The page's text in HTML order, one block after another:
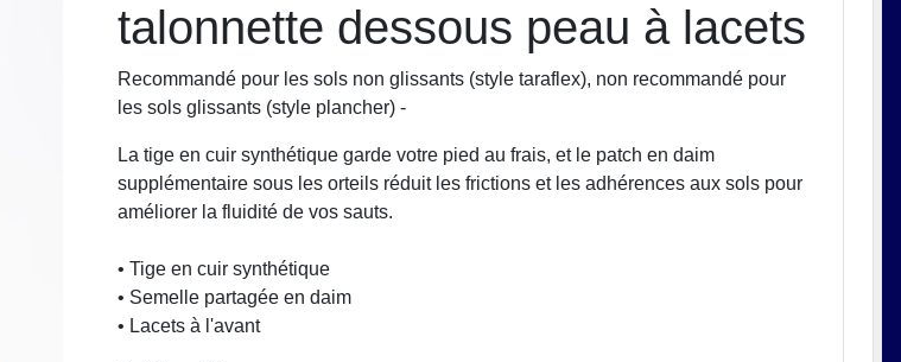
talonnette dessous peau à lacets
Recommandé pour les sols non glissants (style taraflex), non recommandé pour
les sols glissants (style plancher) -
La tige en cuir synthétique garde votre pied au frais, et le patch en daim
supplémentaire sous les orteils réduit les frictions et les adhérences aux sols pour
améliorer la fluidité de vos sauts.
• Tige en cuir synthétique
• Semelle partagée en daim
• Lacets à l'avant